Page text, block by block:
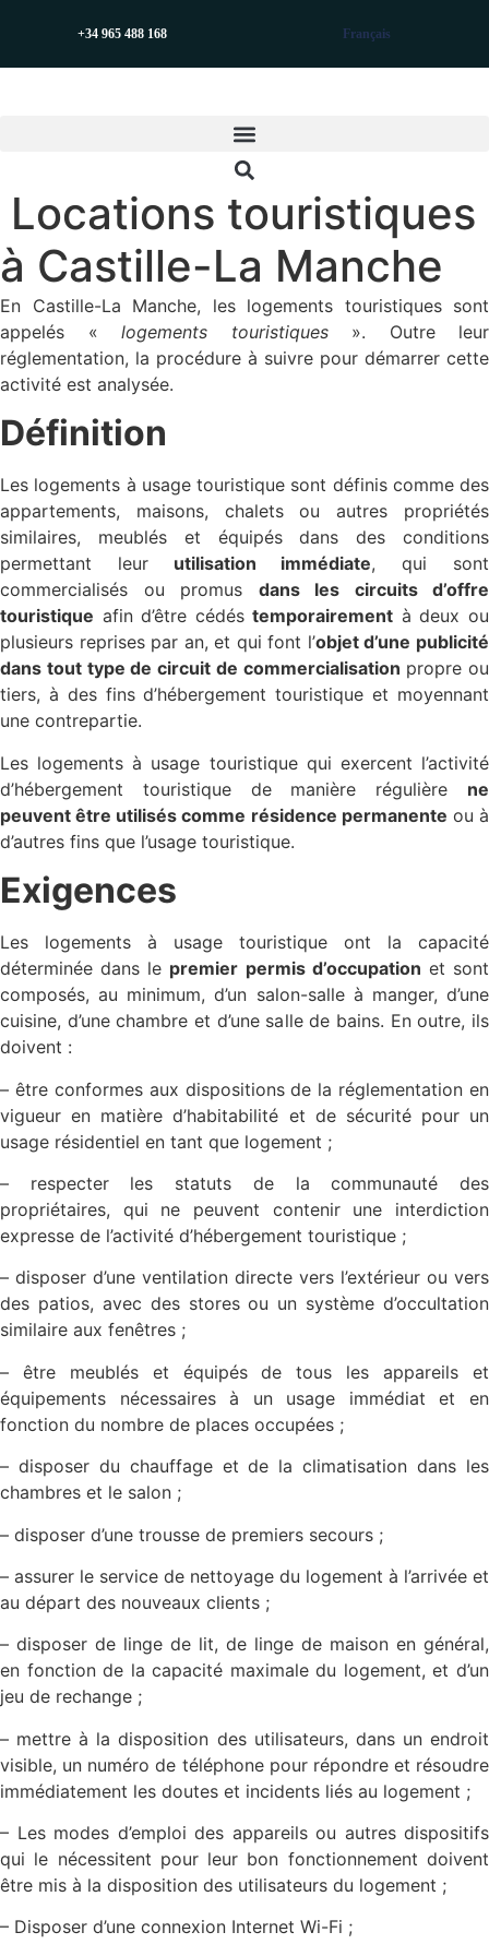
contenu
+34 965 488 168 Français
Locations touristiques
à Castille-La Manche
En Castille-La Manche, les logements touristiques sont
appelés « logements touristiques». Outre leur
réglementation, la procédure à suivre pour démarrer cette
activité est analysée.
Définition
Les logements à usage touristique sont définis comme des
appartements, maisons, chalets ou autres propriétés
similaires, meublés et équipés dans des conditions
permettant leurutilisation immédiate, qui sont
commercialisés ou promus dans les circuits d’offre
touristique afin d’être cédéstemporairement à deux ou
plusieurs reprises par an, et qui font l’objet d’une publicité
dans tout type de circuit de commercialisation propre ou
tiers, à des fins d’hébergement touristique et moyennant
une contrepartie.
Les logements à usage touristique qui exercent l’activité
d’hébergement touristique de manière régulière ne
peuvent être utilisés comme résidence permanente ou à
d’autres fins que l’usage touristique.
Exigences
Les logements à usage touristique ont la capacité
déterminée dans le premier permis d’occupation et sont
composés, au minimum, d’un salon-salle à manger, d’une
cuisine, d’une chambre et d’une salle de bains. En outre, ils
doivent :
– être conformes aux dispositions de la réglementation en
vigueur en matière d’habitabilité et de sécurité pour un
usage résidentiel en tant que logement ;
– respecter les statuts de la communauté des
propriétaires, qui ne peuvent contenir une interdiction
expresse de l’activité d’hébergement touristique ;
– disposer d’une ventilation directe vers l’extérieur ou vers
des patios, avec des stores ou un système d’occultation
similaire aux fenêtres ;
– être meublés et équipés de tous les appareils et
équipements nécessaires à un usage immédiat et en
fonction du nombre de places occupées ;
– disposer du chauffage et de la climatisation dans les
chambres et le salon ;
– disposer d’une trousse de premiers secours ;
– assurer le service de nettoyage du logement à l’arrivée et
au départ des nouveaux clients ;
– disposer de linge de lit, de linge de maison en général,
en fonction de la capacité maximale du logement, et d’un
jeu de rechange ;
– mettre à la disposition des utilisateurs, dans un endroit
visible, un numéro de téléphone pour répondre et résoudre
immédiatement les doutes et incidents liés au logement ;
– Les modes d’emploi des appareils ou autres dispositifs
qui le nécessitent pour leur bon fonctionnement doivent
être mis à la disposition des utilisateurs du logement ;
– Disposer d’une connexion Internet Wi-Fi ;